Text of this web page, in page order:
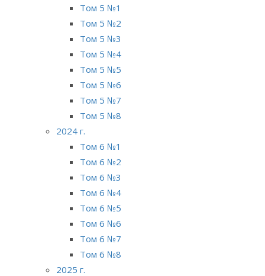
Том 5 №1
Том 5 №2
Том 5 №3
Том 5 №4
Том 5 №5
Том 5 №6
Том 5 №7
Том 5 №8
2024 г.
Том 6 №1
Том 6 №2
Том 6 №3
Том 6 №4
Том 6 №5
Том 6 №6
Том 6 №7
Том 6 №8
2025 г.